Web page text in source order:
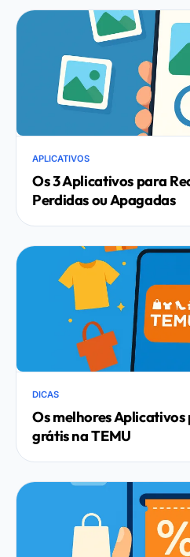
APLICATIVOS
Os 3 Aplicativos para
Perdidas ou Apagadas
DICAS
Os melhores
grátis na TEMU